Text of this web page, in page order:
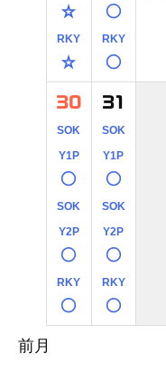
☆
RKY
☆
○
RKY
○
30
SOK
Y1P
○
SOK
Y2P
○
RKY
○
31
SOK
Y1P
○
SOK
Y2P
○
RKY
○
前月